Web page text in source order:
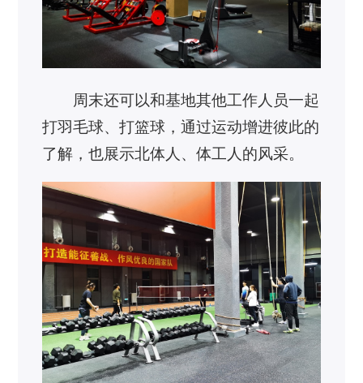
周末还可以和基地其他工作人员一起
打羽毛球、打篮球，通过运动增进彼此的
了解，也展示北体人、体工人的风采。